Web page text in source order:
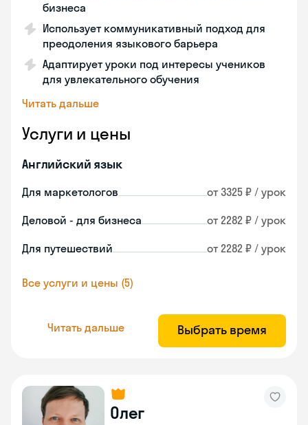
бизнеса
Использует коммуникативный подход для
преодоления языкового барьера
Адаптирует уроки под интересы учеников
для увлекательного обучения
Читать дальше
Услуги и цены
Английский язык
Для маркетологов от 3325 ₽ / урок
Деловой - для бизнеса от 2282 ₽ / урок
Для путешествий от 2282 ₽ / урок
Все услуги и цены (5)
Читать дальше Выбрать время
Олег